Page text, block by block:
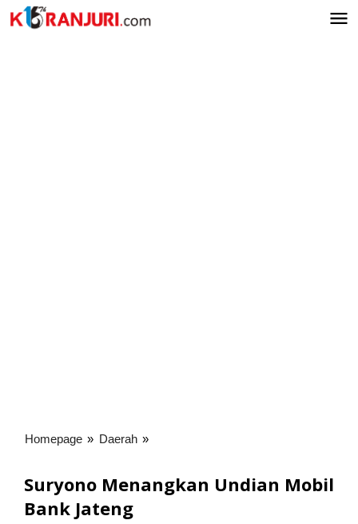
Lewati
ke
Homepage » Daerah »
Mobil
Suryono Menangkan Undian Mobil
Bank Jateng